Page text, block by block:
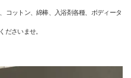
コットン、綿棒、入浴剤各種、ボディータ
ださいませ。